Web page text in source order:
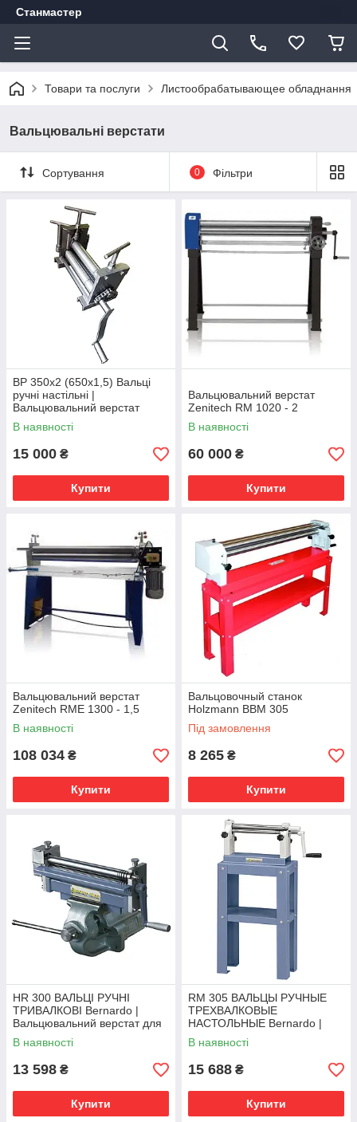
Станмастер
Товари та послуги Листообрабатывающее обладнання
Вальцювальні верстати
Сортування 0 Фільтри
ВР 350х2 (650х1,5) Вальці
ручні настільні |
Вальцювальний верстат
ручний PSTech
В наявності
15 000 ₴
Купити
Вальцювальний верстат
Zenitech RM 1020 - 2
В наявності
60 000 ₴
Купити
Вальцювальний верстат
Zenitech RME 1300 - 1,5
В наявності
108 034 ₴
Купити
Вальцовочный станок
Holzmann BBM 305
Під замовлення
8 265 ₴
Купити
HR 300 ВАЛЬЦІ РУЧНІ
ТРИВАЛКОВІ Bernardo |
Вальцювальний верстат для
листового металу
В наявності
13 598 ₴
Купити
RM 305 ВАЛЬЦЫ РУЧНЫЕ
ТРЕХВАЛКОВЫЕ
НАСТОЛЬНЫЕ Bernardo |
Вальцовочный станок для
листового металла
В наявності
15 688 ₴
Купити